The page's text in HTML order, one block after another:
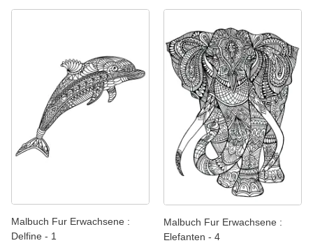
Malbuch Fur Erwachsene :
Delfine - 1
Malbuch Fur Erwachsene :
Elefanten - 4